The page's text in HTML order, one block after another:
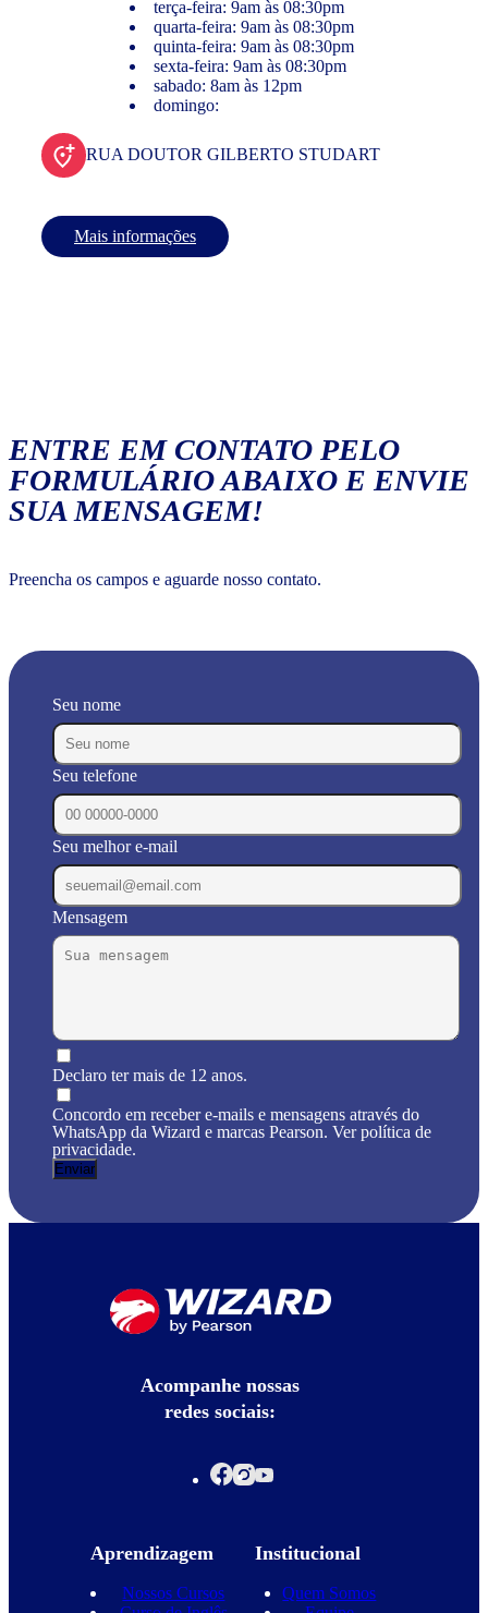
terça-feira: 9am às 08:30pm
quarta-feira: 9am às 08:30pm
quinta-feira: 9am às 08:30pm
sexta-feira: 9am às 08:30pm
sabado: 8am às 12pm
domingo:
RUA DOUTOR GILBERTO STUDART
Mais informações
ENTRE EM CONTATO PELO
FORMULÁRIO ABAIXO E ENVIE
SUA MENSAGEM!
Preencha os campos e aguarde nosso contato.
Seu nome
Seu telefone
Seu melhor e-mail
Mensagem
Declaro ter mais de 12 anos.
Concordo em receber e-mails e mensagens através do
WhatsApp da Wizard e marcas Pearson. Ver política de
privacidade.
Acompanhe nossas
redes sociais:
Aprendizagem
Nossos Cursos
Institucional
Quem Somos